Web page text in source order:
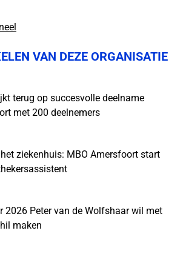
VAN DEZE ORGANISATIE
terug op succesvolle deelname
met 200 deelnemers
ziekenhuis: MBO Amersfoort start
2026 Peter van de Wolfshaar wil met
maken